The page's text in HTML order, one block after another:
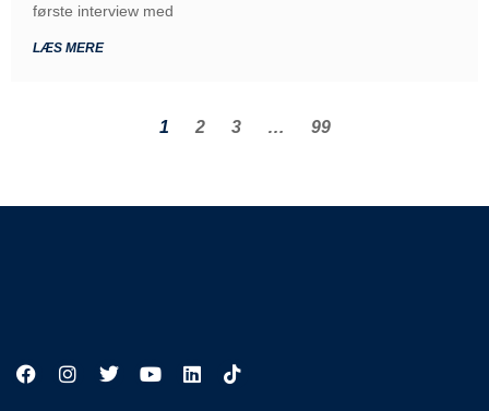
første interview med
LÆS MERE
1 2 3 … 99